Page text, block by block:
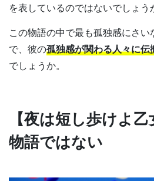
を表しているのではないでしょう
この物語の中で最も孤独感にさ
で、彼の孤独感が関わる人々に伝
でしょうか。
【夜は短し歩けよ
物語ではない